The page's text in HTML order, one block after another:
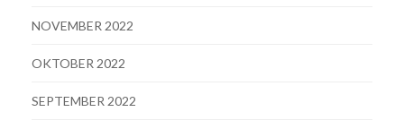
NOVEMBER 2022
OKTOBER 2022
SEPTEMBER 2022